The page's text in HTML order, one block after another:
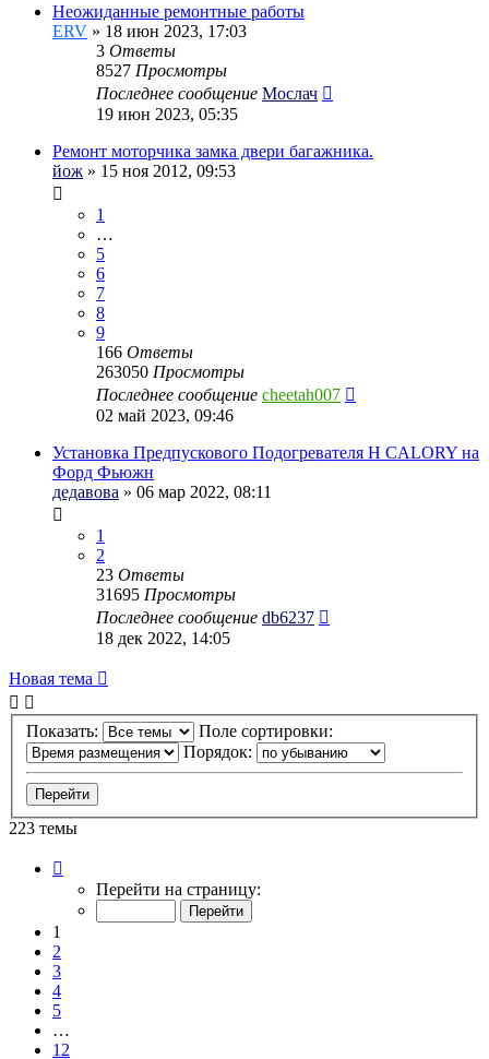
Неожиданные ремонтные работы
ERV » 18 июн 2023, 17:03
3 Ответы
8527 Просмотры
Последнее сообщение Мослач
19 июн 2023, 05:35
Ремонт моторчика замка двери багажника.
йож » 15 ноя 2012, 09:53
1
…
5
6
7
8
9
166 Ответы
263050 Просмотры
Последнее сообщение cheetah007
02 май 2023, 09:46
Установка Предпускового Подогревателя H CALORY на
Форд Фьюжн
дедавова » 06 мар 2022, 08:11
1
2
23 Ответы
31695 Просмотры
Последнее сообщение db6237
18 дек 2022, 14:05
Новая тема
Показать:
Поле сортировки:
Порядок:
223 темы
Перейти на страницу:
1
2
3
4
5
…
12